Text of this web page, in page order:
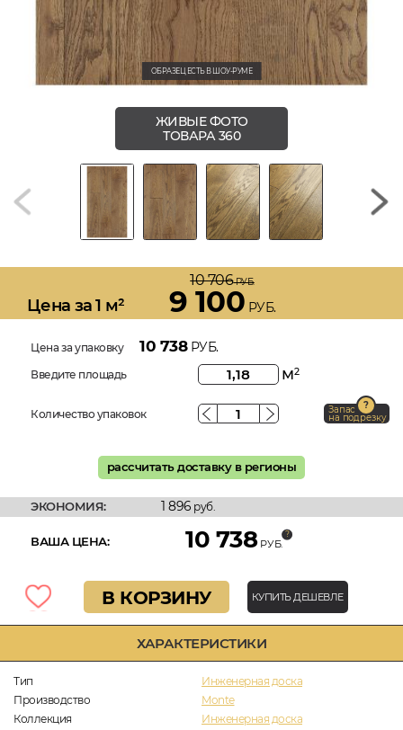
ХАРАКТЕРИСТИКИ
Тип
Инженерная доска
Производство
Monte
Коллекция
Инженерная доска
ОБРАЗЕЦ ЕСТЬ В ШОУ-РУМЕ
ЖИВЫЕ ФОТО
ТОВАРА 360
Цена за 1 м²
10 706РУБ.
9 100 РУБ.
Цена за упаковку 10 738РУБ.
Введите площадь м2
Количество упаковок Запас
на подрезку
рассчитать доставку в регионы
ЭКОНОМИЯ: 1 896 руб.
ВАША ЦЕНА: 10 738 РУБ.
В КОРЗИНУ КУПИТЬ ДЕШЕВЛЕ